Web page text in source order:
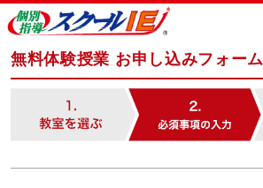
無料体験授業 お申し込みフォーム